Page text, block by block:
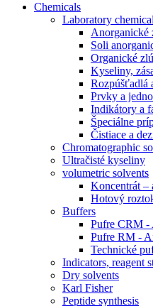
Chemicals
Laboratory
Anorganické
Soli
Organické
Kyseliny,
Rozpúšťadlá
Prvky a
Indikátory a
Špeciálne
Čistiace a
Chromatographic
Ultračisté kyseliny
volumetric solvents
Koncentrát –
Hotový
Buffers
Pufre CRM
Pufre RM -
Technické
Indicators, reagent
Dry solvents
Karl Fisher
Peptide synthesis